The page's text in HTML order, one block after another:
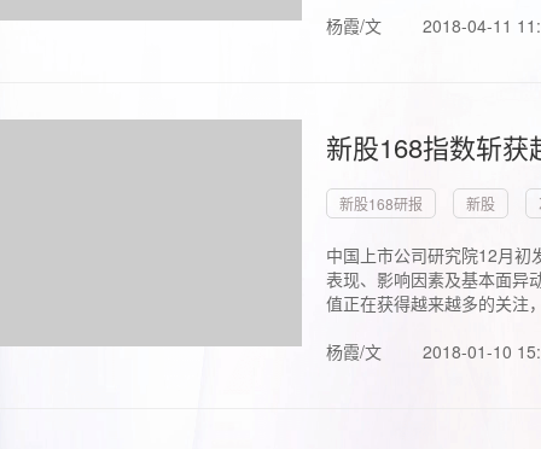
杨霞/文 2018-04-11
新股168指数斩
新股168研报 新股
中国上市公司研究院12月初
表现、影响因素及基本面异
值正在获得越来越多的关注
杨霞/文
2018-01-10